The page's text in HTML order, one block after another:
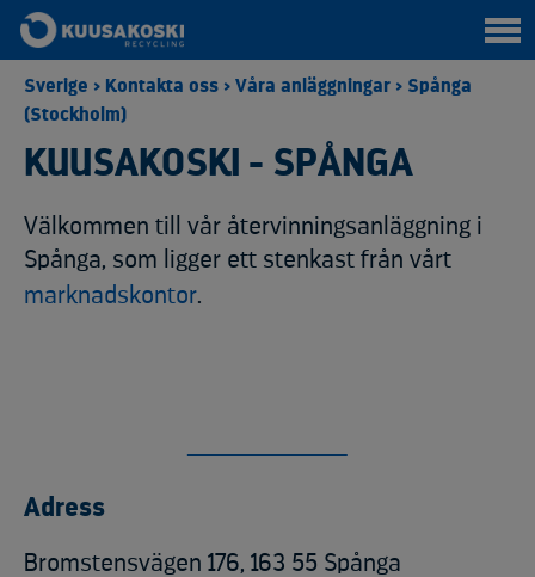
Sverige > Kontakta oss > Våra anläggningar > Spånga
(Stockholm)
KUUSAKOSKI - SPÅNGA
Välkommen till vår återvinningsanläggning i
Spånga, som ligger ett stenkast från vårt
marknadskontor.
Adress
Bromstensvägen 176, 163 55 Spånga